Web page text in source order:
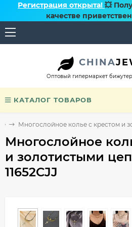
Регистрация открыта! 💥
качестве
CHINA
Оптовый гипермаркет
КАТАЛОГ ТОВАРОВ
Многослойное колье с крестом и
Многослойное
и золотистыми
11652CJJ